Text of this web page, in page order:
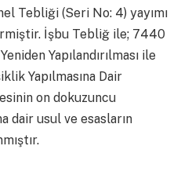
Tebliği (Seri No: 4) yayımı
İşbu Tebliğ ile; 7440
Yapılandırılması ile
Yapılmasına Dair
on dokuzuncu
dair usul ve esasların